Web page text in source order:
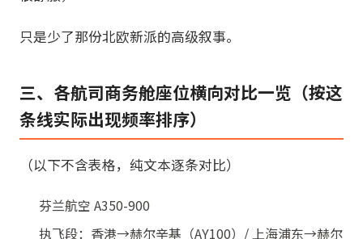
只是少了那份北欧新派的高级叙事。
三、各航司商务舱座位横向对比一览（按这
条线实际出现频率排序）
（以下不含表格，纯文本逐条对比）
芬兰航空 A350-900
执飞段：香港→赫尔辛基（AY100）/ 上海浦东→赫尔